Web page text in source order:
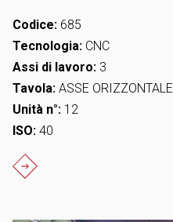
Codice: 685
Tecnologia: CNC
Assi di lavoro: 3
Tavola: ASSE ORIZZONTALE
Unità n°: 12
ISO: 40